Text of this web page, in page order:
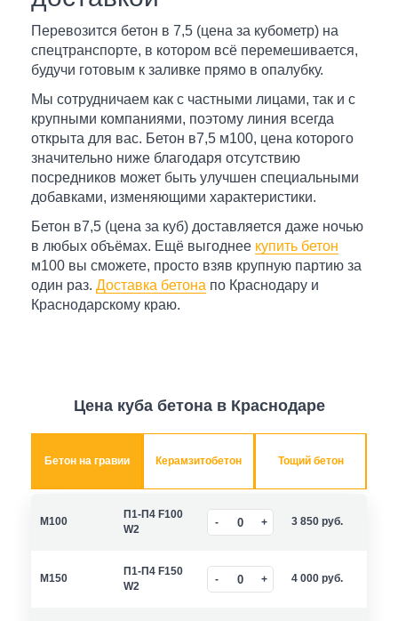
Перевозится бетон в 7,5 (цена за кубометр) на
спецтранспорте, в котором всё перемешивается,
будучи готовым к заливке прямо в опалубку.
Мы сотрудничаем как с частными лицами, так и с
крупными компаниями, поэтому линия всегда
открыта для вас. Бетон в7,5 м100, цена которого
значительно ниже благодаря отсутствию
посредников может быть улучшен специальными
добавками, изменяющими характеристики.
Бетон в7,5 (цена за куб) доставляется даже ночью
в любых объёмах. Ещё выгоднее купить бетон
м100 вы сможете, просто взяв крупную партию за
один раз. Доставка бетона по Краснодару и
Краснодарскому краю.
Цена куба бетона в Краснодаре
Бетон на гравии Керамзитобетон Тощий бетон
M100
П1-П4 F100
W2
3 850 руб.
M150
П1-П4 F150
W2
4 000 руб.